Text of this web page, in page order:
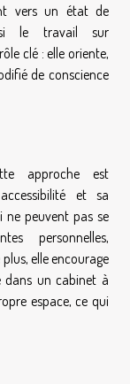
vers un état de
le travail sur
clé : elle oriente,
de conscience
approche est
et sa
ne peuvent pas se
personnelles,
elle encourage
dans un cabinet à
espace, ce qui